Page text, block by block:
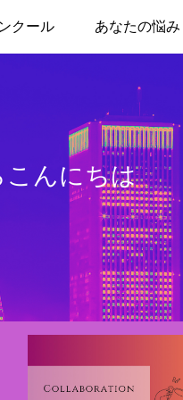
こんにちは
クール あなたの悩